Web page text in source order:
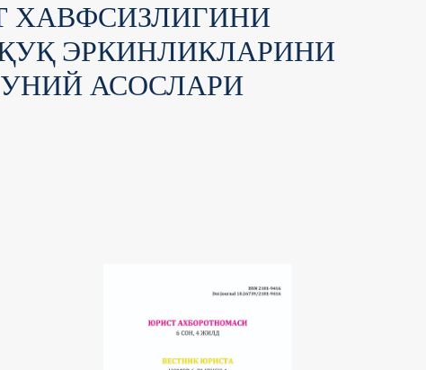
ХАВФСИЗЛИГИНИ
ЭРКИНЛИКЛАРИНИ
АСОСЛАРИ